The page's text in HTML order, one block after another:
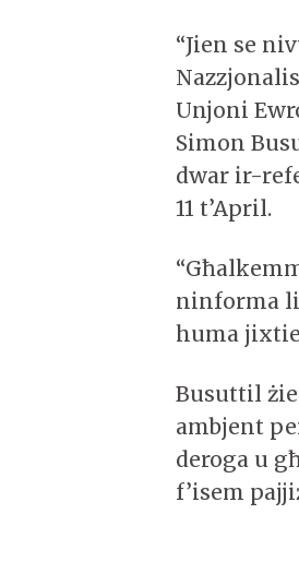
“Jien se
Unjoni
Simon
dwar ir-
11 t’April.
ninforma
huma
Busuttil
ambjent
deroga u
f’isem